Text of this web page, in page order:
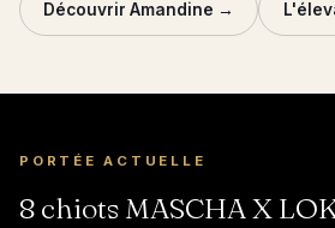
Découvrir Amandine →
PORTÉE ACTUELLE
8 chiots MASCHA X